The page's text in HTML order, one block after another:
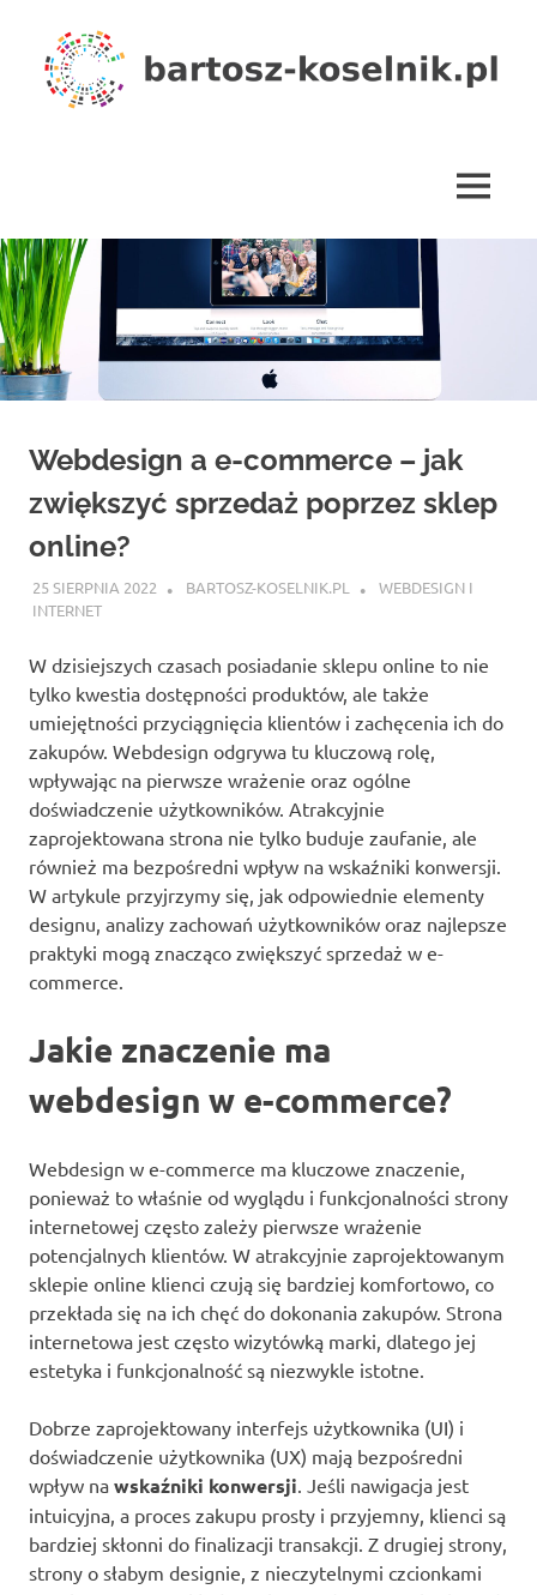
content
MENU
Webdesign a e-commerce – jak
zwiększyć sprzedaż poprzez sklep
online?
25 SIERPNIA 2022 BARTOSZ-KOSELNIK.PL
WEBDESIGN I
INTERNET
W dzisiejszych czasach posiadanie sklepu online to nie
tylko kwestia dostępności produktów, ale także
umiejętności przyciągnięcia klientów i zachęcenia ich do
zakupów. Webdesign odgrywa tu kluczową rolę,
wpływając na pierwsze wrażenie oraz ogólne
doświadczenie użytkowników. Atrakcyjnie
zaprojektowana strona nie tylko buduje zaufanie, ale
również ma bezpośredni wpływ na wskaźniki konwersji.
W artykule przyjrzymy się, jak odpowiednie elementy
designu, analizy zachowań użytkowników oraz najlepsze
praktyki mogą znacząco zwiększyć sprzedaż w e-
commerce.
Jakie znaczenie ma
webdesign w e-commerce?
Webdesign w e-commerce ma kluczowe znaczenie,
ponieważ to właśnie od wyglądu i funkcjonalności strony
internetowej często zależy pierwsze wrażenie
potencjalnych klientów. W atrakcyjnie zaprojektowanym
sklepie online klienci czują się bardziej komfortowo, co
przekłada się na ich chęć do dokonania zakupów. Strona
internetowa jest często wizytówką marki, dlatego jej
estetyka i funkcjonalność są niezwykle istotne.
Dobrze zaprojektowany interfejs użytkownika (UI) i
doświadczenie użytkownika (UX) mają bezpośredni
wpływ na wskaźniki konwersji. Jeśli nawigacja jest
intuicyjna, a proces zakupu prosty i przyjemny, klienci są
bardziej skłonni do finalizacji transakcji. Z drugiej strony,
strony o słabym designie, z nieczytelnymi czcionkami